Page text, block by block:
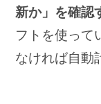
新か」を確認
フトを使って
なければ自動